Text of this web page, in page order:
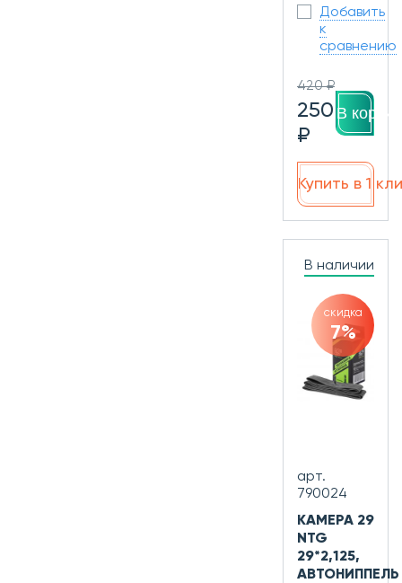
Добавить
к
сравнению
420 ₽
250
₽
В
Купить в 1
В наличии
скидка
7%
арт.
790024
КАМЕРА 29
NTG
29*2,125,
АВТОНИППЕЛЬ